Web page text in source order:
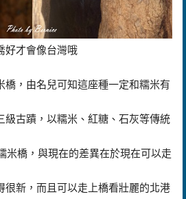
好才會像台灣哦
橋，由名兒可知這座種一定和糯米有
級古蹟，以糯米、紅糖、石灰等傳統
米橋，與現在的差異在於現在可以走
很新，而且可以走上橋看壯麗的北港